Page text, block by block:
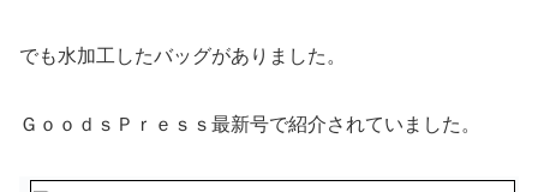
でも水加工したバッグがありました。
ＧｏｏｄｓＰｒｅｓｓ最新号で紹介されていました。